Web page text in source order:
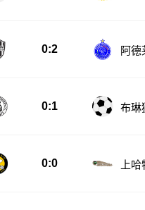
0:2
阿德
0:1 布琳
0:0 上